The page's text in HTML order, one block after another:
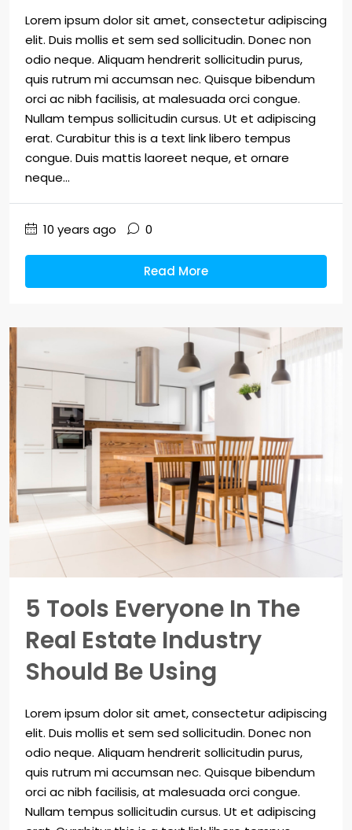
Lorem ipsum dolor sit amet, consectetur adipiscing
elit. Duis mollis et sem sed sollicitudin. Donec non
odio neque. Aliquam hendrerit sollicitudin purus,
quis rutrum mi accumsan nec. Quisque bibendum
orci ac nibh facilisis, at malesuada orci congue.
Nullam tempus sollicitudin cursus. Ut et adipiscing
erat. Curabitur this is a text link libero tempus
congue. Duis mattis laoreet neque, et ornare
neque...
10 years ago 0
Read More
5 Tools Everyone In The
Real Estate Industry
Should Be Using
Lorem ipsum dolor sit amet, consectetur adipiscing
elit. Duis mollis et sem sed sollicitudin. Donec non
odio neque. Aliquam hendrerit sollicitudin purus,
quis rutrum mi accumsan nec. Quisque bibendum
orci ac nibh facilisis, at malesuada orci congue.
Nullam tempus sollicitudin cursus. Ut et adipiscing